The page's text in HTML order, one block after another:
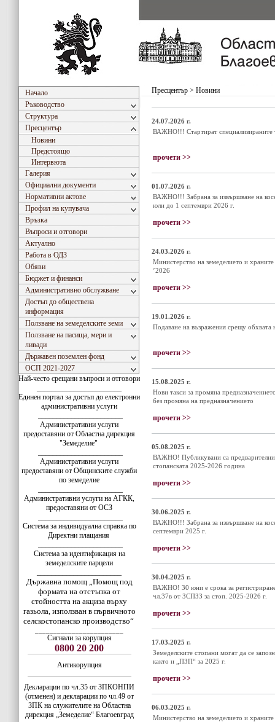
Начало
Ръководство
Структура
Пресцентър
Новини
Предстоящо
Интервюта
Галерия
Официални документи
Нормативни актове
Профил на купувача
Връзка
Въпроси и отговори
Актуално
Работа в ОДЗ
Обяви
Бюджет и финанси
Административно обслужване
Достъп до обществена
информация
Ползване на земеделските земи
Ползване на пасища, мери и
ливади
Държавен поземлен фонд
ОСП 2021-2027
Най-често срещани въпроси и отговори
Единен портал за достъп до електронни
административни услуги
Административни услуги
предоставяни от Областна дирекция
"Земеделие"
Административни услуги
предоставяни от Общинските служби
по земеделие
Административни услуги на АГКК,
предоставяни от ОСЗ
Система за индивидуална справка по
Директни плащания
Система за идентификация на
земеделските парцели
Държавна помощ „Помощ под
формата на отстъпка от
стойността на акциза върху
газьола, използван в първичното
селскостопанско производство“
Сигнали за корупция
0800 20 200
Антикорупция
Декларации по чл.35 от ЗПКОНПИ
(отменен) и декларации по чл.49 от
ЗПК на служителите на Областна
дирекция „Земеделие“ Благоевград
Пресцентър > Новини
24.07.2026 г.
ВАЖНО!!! Стартират специализираните
прочети >>
01.07.2026 г.
ВАЖНО!!! Забрана за извършване на
юли до 1 септември 2026 г.
прочети >>
24.03.2026 г.
Министерство на земеделието и
’2026
прочети >>
19.01.2026 г.
Подаване на възражения срещу
прочети >>
15.08.2025 г.
Нови такси за промяна
без промяна на предназначението
прочети >>
05.08.2025 г.
ВАЖНО! Публикувани са
стопанската 2025-2026 година
прочети >>
30.06.2025 г.
ВАЖНО!!! Забрана за извършване на
септември 2025 г.
прочети >>
30.04.2025 г.
ВАЖНО! 30 юни е срока за регистриране
чл.37в от ЗСПЗЗ за стоп. 2025-2026 г.
прочети >>
17.03.2025 г.
Земеделските стопани могат да се
както и „ПЗП“ за 2025 г.
прочети >>
06.03.2025 г.
Министерство на земеделието и